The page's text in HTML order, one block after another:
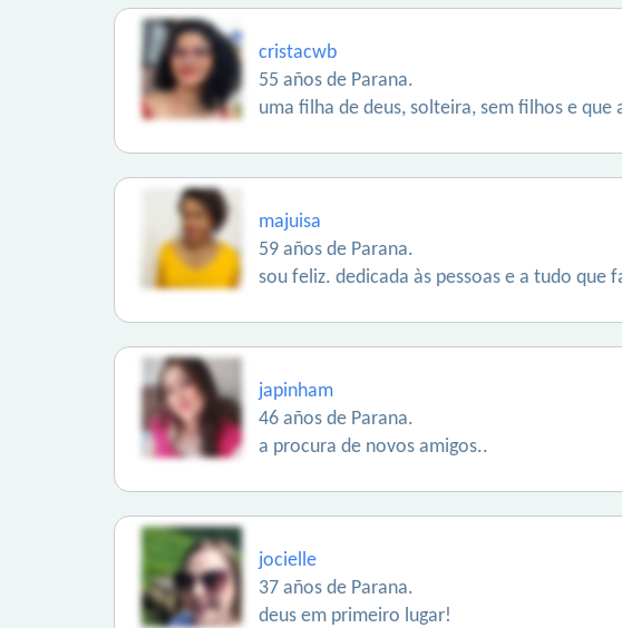
cristacwb
55 años de Parana.
uma filha de deus, solteira, sem filhos e
majuisa
59 años de Parana.
sou feliz. dedicada às pessoas e a tudo que
japinham
46 años de Parana.
a procura de novos amigos..
jocielle
37 años de Parana.
deus em primeiro lugar!